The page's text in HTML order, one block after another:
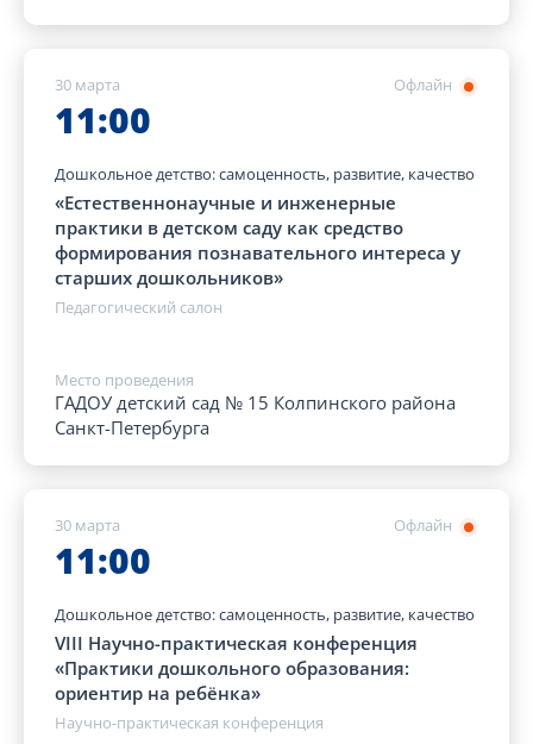
Офлайн
30 марта
11:00
Дошкольное детство: самоценность, развитие, качество
«Естественнонаучные и инженерные
практики в детском саду как средство
формирования познавательного интереса у
старших дошкольников»
Педагогический салон
Место проведения
ГАДОУ детский сад № 15 Колпинского района
Санкт-Петербурга
Офлайн
30 марта
11:00
Дошкольное детство: самоценность, развитие, качество
VIII Научно-практическая конференция
«Практики дошкольного образования:
ориентир на ребёнка»
Научно-практическая конференция